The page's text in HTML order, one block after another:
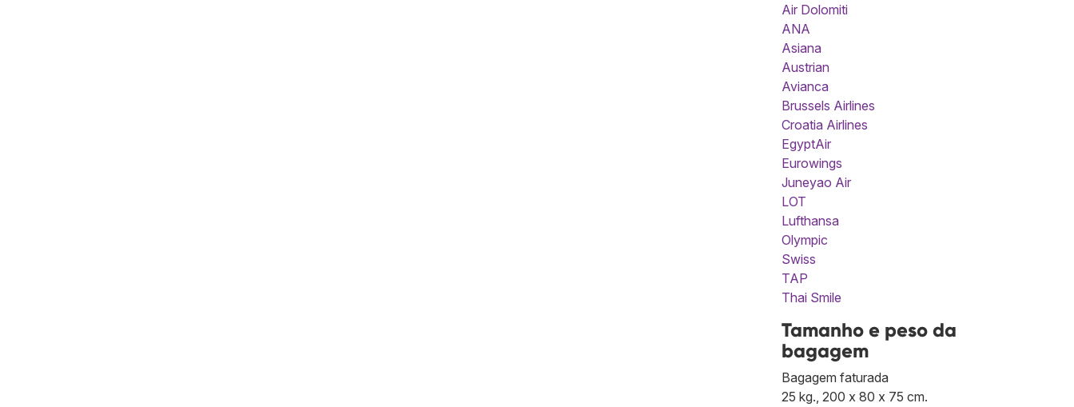
Air Dolomiti
ANA
Asiana
Austrian
Avianca
Brussels Airlines
Croatia Airlines
EgyptAir
Eurowings
Juneyao Air
LOT
Lufthansa
Olympic
Swiss
TAP
Thai Smile
Tamanho e peso da
bagagem
Bagagem faturada
25 kg., 200 x 80 x 75 cm.